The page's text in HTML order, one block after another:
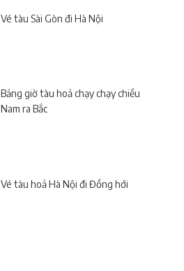
Vé tàu Sài Gòn đi Hà Nội
Bảng giờ tàu hoả chạy chạy chiều
Nam ra Bắc
Vé tàu hoả Hà Nội đi Đồng hới